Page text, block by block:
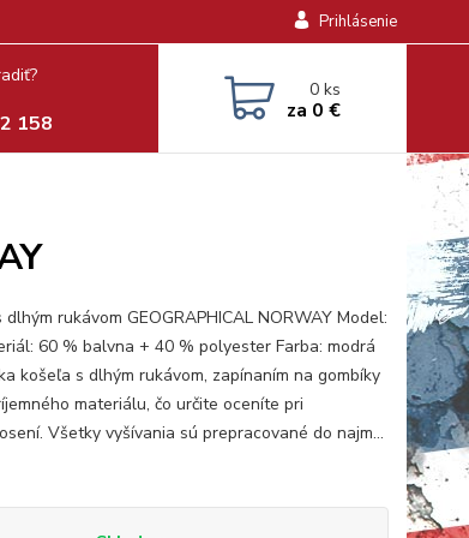
Prihlásenie
158
0ks
za 0 €
rukávom GEOGRAPHICAL NORWAY Model:
60 % balvna + 40 % polyester Farba: modrá
košeľa s dlhým rukávom, zapínaním na gombíky
materiálu, čo určite oceníte pri
Všetky vyšívania sú prepracované do najm...